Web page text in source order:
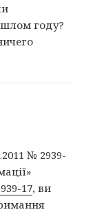
году?
№ 2939-
17, ви